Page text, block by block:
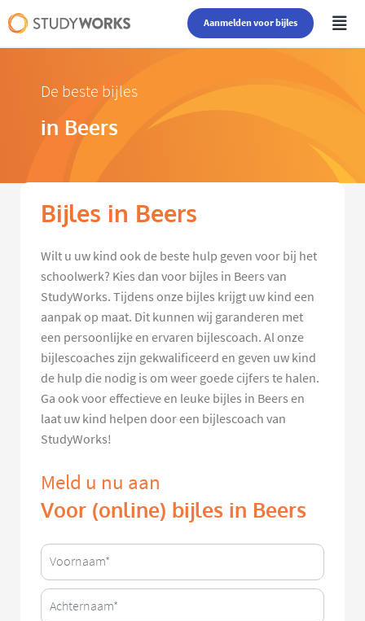
Aanmelden voor bijles
De beste bijles
in Beers
Bijles in Beers
Wilt u uw kind ook de beste hulp geven voor bij het
schoolwerk? Kies dan voor bijles in Beers van
StudyWorks. Tijdens onze bijles krijgt uw kind een
aanpak op maat. Dit kunnen wij garanderen met
een persoonlijke en ervaren bijlescoach. Al onze
bijlescoaches zijn gekwalificeerd en geven uw kind
de hulp die nodig is om weer goede cijfers te halen.
Ga ook voor effectieve en leuke bijles in Beers en
laat uw kind helpen door een bijlescoach van
StudyWorks!
Meld u nu aan
Voor (online) bijles in Beers